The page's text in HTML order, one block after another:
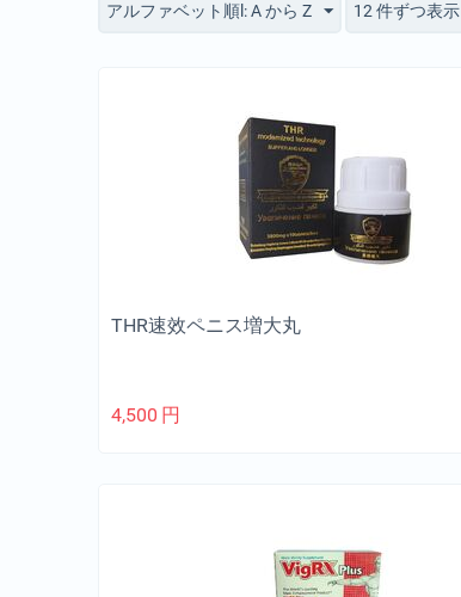
アルファベット順l: A から Z 12 件ずつ表示
THR速效ペニス増大丸
4,500 円